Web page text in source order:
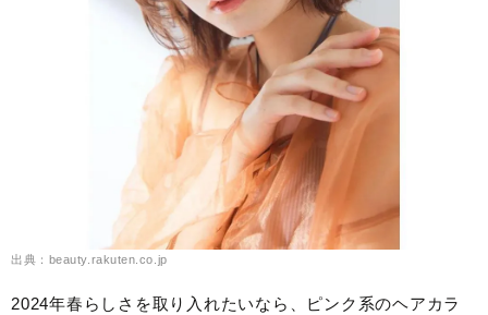
出典：beauty.rakuten.co.jp
2024年春らしさを取り入れたいなら、ピンク系のヘアカラ